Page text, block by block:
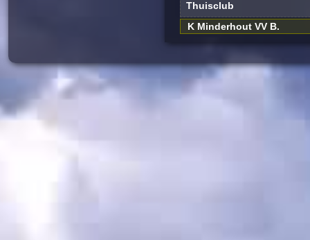
Thuisclub
K Minderhout VV B.